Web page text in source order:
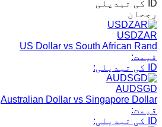
ID کی تبدیلی
رجحان
USDZAR
US Dollar vs South African Rand
قیمت:
ID کی تبدیلی:
AUDSGD
Australian Dollar vs Singapore Dollar
قیمت:
ID کی تبدیلی: